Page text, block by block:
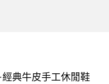
經典牛皮手工休閒鞋